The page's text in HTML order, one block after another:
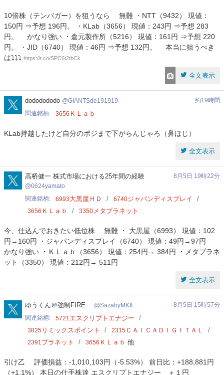
10倍株（テンバガー）を狙うなら 無難 ・NTT（9432） 現値：
150円 ⇒予想 196円。 ・KLab（3656） 現値：243円 ⇒予想 283
円。 かなり強い ・倉元製作所（5216） 現値：161円 ⇒予想 220
円。 ・JID（6740） 現値：46円 ⇒予想 132円。 本当に狙うべき
は⤵️⤵️⤵️ https://t.co/SPC6t2tbCk
全文表示
GIANTSde191919
dododododo GIANTSde191919
約19時間
関連銘柄
3656 ＫＬａｂ
KLab持越したけど自分のポジまで下がらんじゃろ（鼻ほじ）
全文表示
0624yamato
高桥健一 株式市場における25年間の経験
0624yamato
8月5日 19時22分
関連銘柄 6993大黒屋ＨＤ 6740ジャパンディスプレイ
3656 ＫＬａｂ 3350メタプラネット
今、仕込んでおきたい低位株 無難 ・ 大黒屋（6993） 現値：102
円→160円 ・ジャパンディスプレイ（6740） 現値：49円→97円
かなり強い ・ＫＬａｂ（3656） 現値：254円→ 384円 ・メタプラネ
ット（3350） 現値：212円→ 511円
全文表示
SazabyMKII
ゆうくん＠強制FIRE SazabyMKII
8月5日 15時57分
関連銘柄
5721エスクリプトエナジー
3825 リミックスポイント 2315 ＣＡＩＣＡＤＩＧＩＴＡＬ
2391プラネット 3656 ＫＬａｂ 他
引け乙 評価損益：-1,010,103円（-5.53%） 前日比：+188,881円
（+1.1%） 本日の仕手株達 エスクリプトエナジー ＋１円